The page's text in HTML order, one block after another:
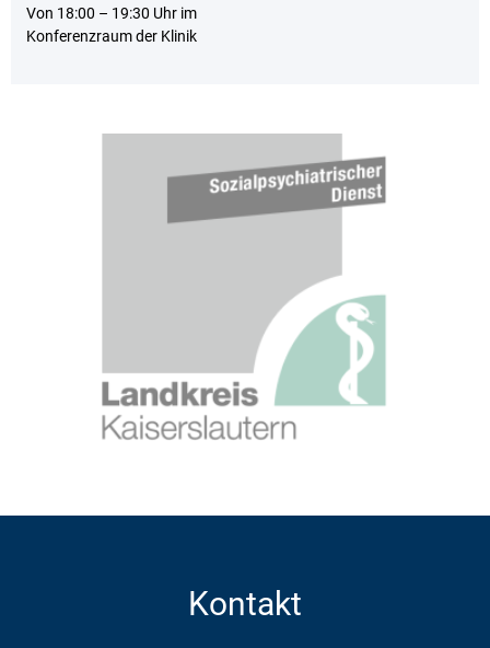
Von 18:00 – 19:30 Uhr im
Konferenzraum der Klinik
Kontakt